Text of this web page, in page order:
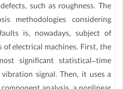
such as roughness. The
methodologies considering
is, nowadays, subject of
electrical machines. First, the
significant statistical-time
signal. Then, it uses a